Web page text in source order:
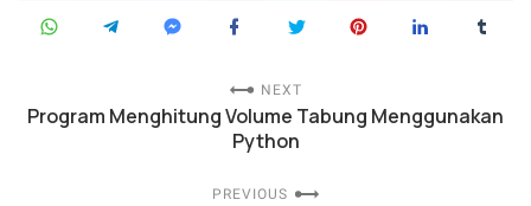
NEXT
Program Menghitung Volume Tabung Menggunakan
Python
PREVIOUS